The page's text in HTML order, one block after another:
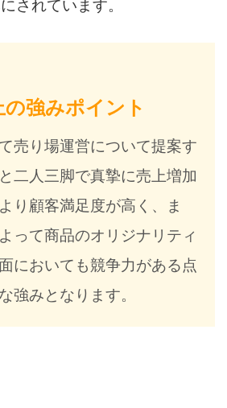
されています。
の強みポイント
売り場運営について提案す
二人三脚で真摯に売上増加
り顧客満足度が高く、ま
って商品のオリジナリティ
においても競争力がある点
強みとなります。